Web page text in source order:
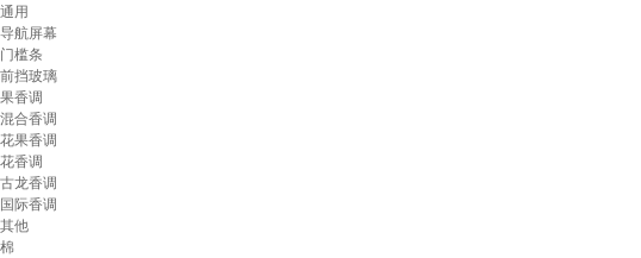
通用
导航屏幕
门槛条
前挡玻璃
果香调
混合香调
花果香调
花香调
古龙香调
国际香调
其他
棉